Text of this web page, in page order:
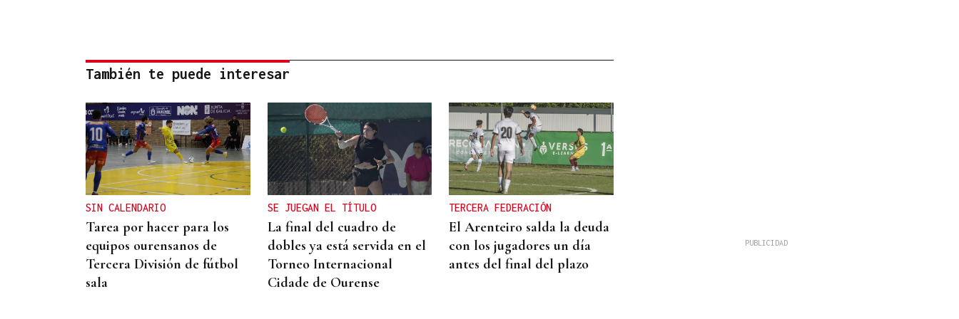
También te puede interesar
SIN CALENDARIO
Tarea por hacer para los
equipos ourensanos de
Tercera División de fútbol
sala
SE JUEGAN EL TÍTULO
La final del cuadro de
dobles ya está servida en el
Torneo Internacional
Cidade de Ourense
TERCERA FEDERACIÓN
El Arenteiro salda la deuda
con los jugadores un día
antes del final del plazo